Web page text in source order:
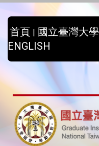
首頁 | 國立臺灣大學
ENGLISH